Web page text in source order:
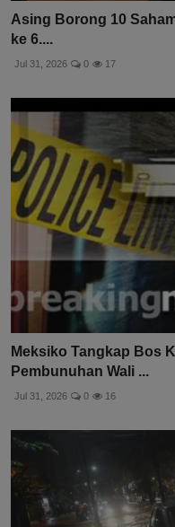
Asing Borong 10
ke 6....
Jul 31, 2026 0 17
Meksiko Tangkap Bos
Pembunuhan Wali ...
Jul 31, 2026 0 16